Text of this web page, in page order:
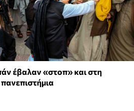
έβαλαν «στοπ» και στη